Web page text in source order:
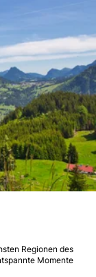
Regionen des
Momente